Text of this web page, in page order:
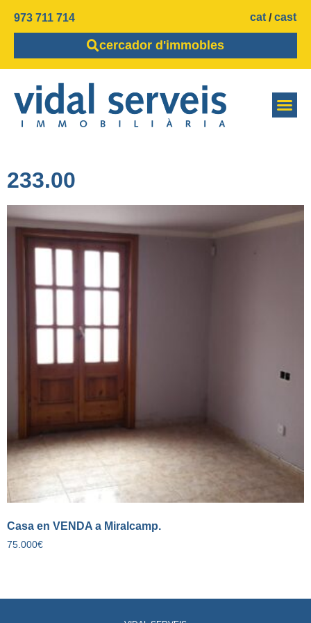
973 711 714 cat cast
cercador d'immobles
233.00
Casa en VENDA a Miralcamp.
75.000€